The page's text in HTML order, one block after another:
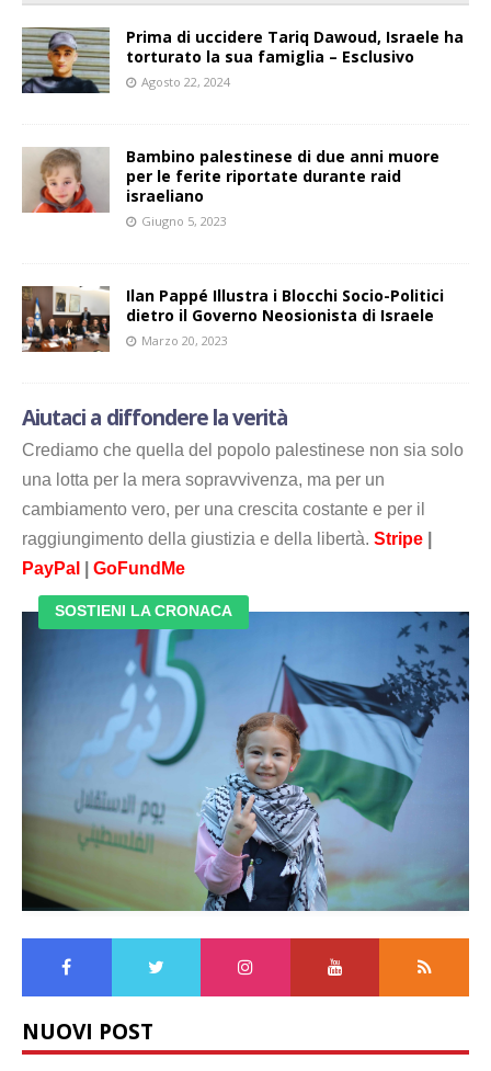
Prima di uccidere Tariq Dawoud, Israele ha
torturato la sua famiglia – Esclusivo
Agosto 22, 2024
Bambino palestinese di due anni muore
per le ferite riportate durante raid
israeliano
Giugno 5, 2023
Ilan Pappé Illustra i Blocchi Socio-Politici
dietro il Governo Neosionista di Israele
Marzo 20, 2023
Aiutaci a diffondere la verità
Crediamo che quella del popolo palestinese non sia solo
una lotta per la mera sopravvivenza, ma per un
cambiamento vero, per una crescita costante e per il
raggiungimento della giustizia e della libertà. Stripe
PayPal
GoFundMe
SOSTIENI LA CRONACA
NUOVI POST